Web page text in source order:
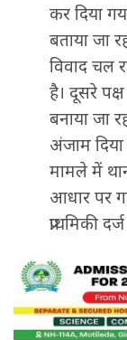
कर दिया
बताया जा
विवाद चल
है। दूसरे
बनाया जा
अंजाम दिया
मामले में
आधार पर
प्राथमिकी